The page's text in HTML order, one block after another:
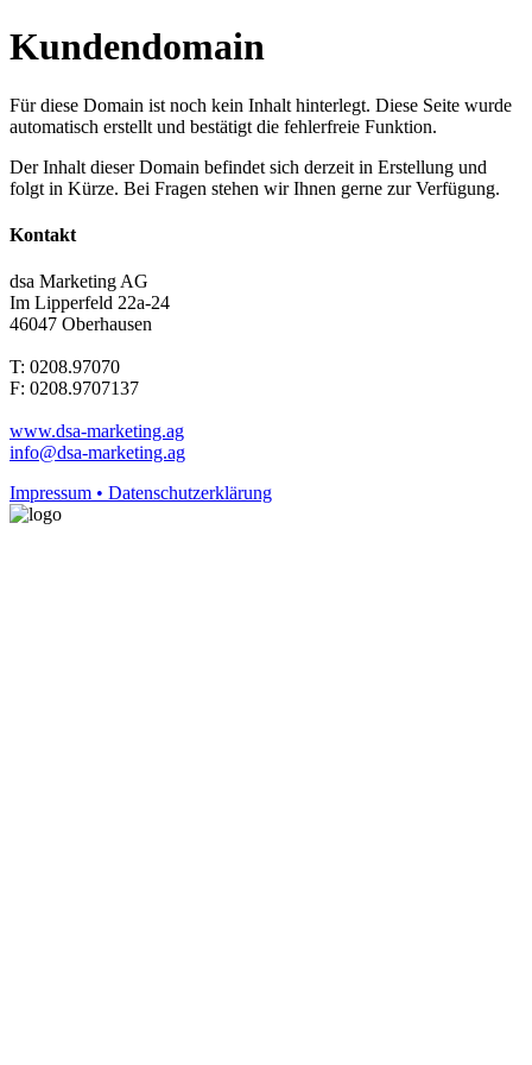
Kundendomain
Für diese Domain ist noch kein Inhalt hinterlegt. Diese Seite wurde
automatisch erstellt und bestätigt die fehlerfreie Funktion.
Der Inhalt dieser Domain befindet sich derzeit in Erstellung und
folgt in Kürze. Bei Fragen stehen wir Ihnen gerne zur Verfügung.
Kontakt
dsa Marketing AG
Im Lipperfeld 22a-24
46047 Oberhausen
T: 0208.97070
F: 0208.9707137
www.dsa-marketing.ag
info@dsa-marketing.ag
Impressum • Datenschutzerklärung